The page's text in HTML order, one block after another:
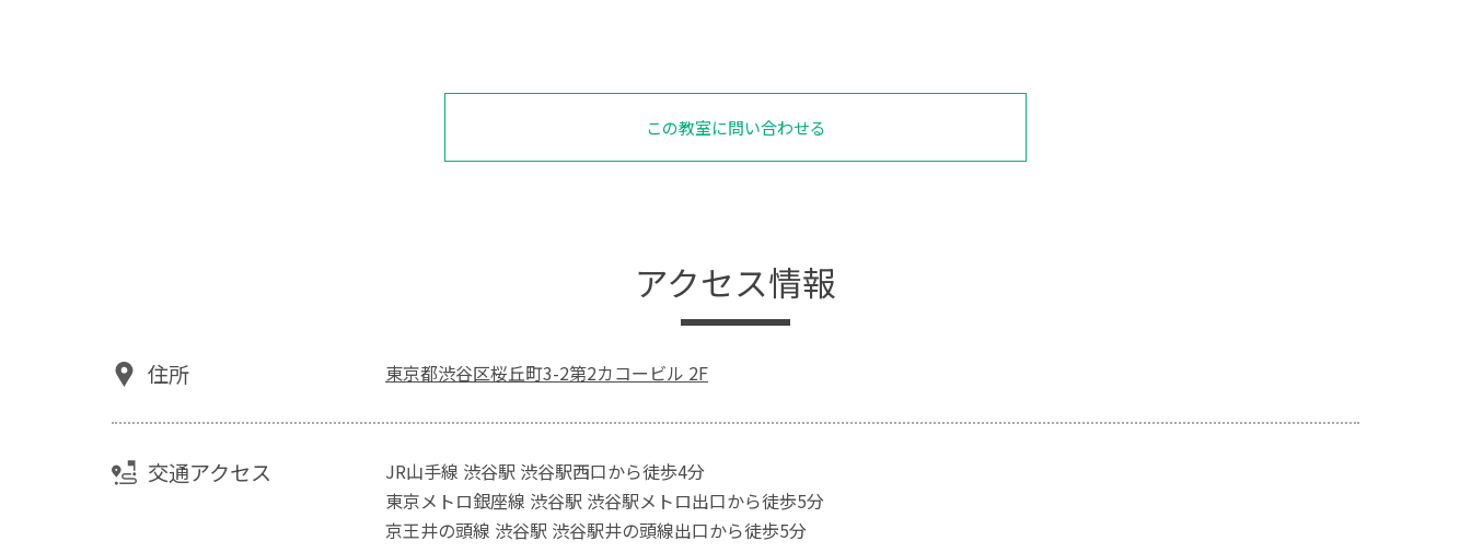
この教室に問い合わせる
アクセス情報
住所 東京都渋谷区桜丘町3-2第2カコービル 2F
交通アクセス
JR山手線 渋谷駅 渋谷駅西口から徒歩4分
東京メトロ銀座線 渋谷駅 渋谷駅メトロ出口から徒歩5分
京王井の頭線 渋谷駅 渋谷駅井の頭線出口から徒歩5分